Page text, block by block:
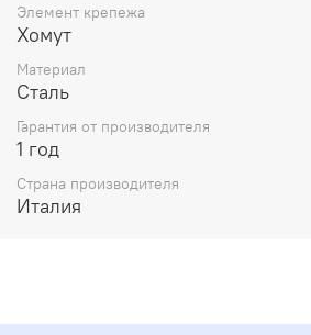
право в любой момент без
вносить изменения в дизайн и
свойств товара.
Элемент крепежа
Хомут
Материал
Сталь
Гарантия от производителя
1 год
Страна производителя
Италия